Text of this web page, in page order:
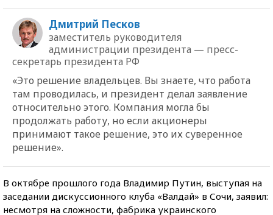
Дмитрий Песков
заместитель руководителя
администрации президента — пресс-
секретарь президента РФ
«Это решение владельцев. Вы знаете, что работа
там проводилась, и президент делал заявление
относительно этого. Компания могла бы
продолжать работу, но если акционеры
принимают такое решение, это их суверенное
решение».
В октябре прошлого года Владимир Путин, выступая на
заседании дискуссионного клуба «Валдай» в Сочи, заявил:
несмотря на сложности, фабрика украинского